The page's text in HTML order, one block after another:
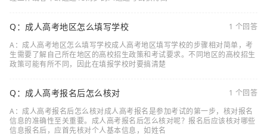
Q：成人高考地区怎么填写学校
1 个回答
A：成人高考地区怎么填写学校成人高考地区填写学校的步骤相对简单，考
生需要了解自己所在地区的高校招生政策和考试要求。不同地区的高校招生
政策可能有所不同，因此在填报学校时要搞清楚
Q：成人高考报名后怎么核对
1 个回答
A：成人高考报名后怎么核对成人高考报名是参加考试的第一步，核对报名
信息的准确性至关重要。成人高考报名后怎么核对呢？报名后应该核对哪些
信息报名后，应首先核对个人基本信息，如姓名